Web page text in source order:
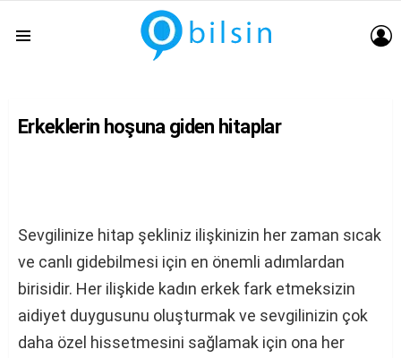
Erkeklerin hoşuna giden hitaplar
Sevgilinize hitap şekliniz ilişkinizin her zaman sıcak
ve canlı gidebilmesi için en önemli adımlardan
birisidir. Her ilişkide kadın erkek fark etmeksizin
aidiyet duygusunu oluşturmak ve sevgilinizin çok
daha özel hissetmesini sağlamak için ona her